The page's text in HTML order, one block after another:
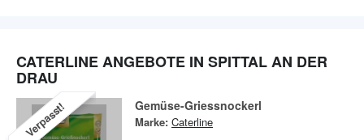
CATERLINE ANGEBOTE IN SPITTAL AN DER
DRAU
Verpasst! Gemüse-Griessnockerl
Marke: Caterline